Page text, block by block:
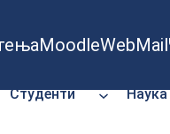
MoodleWebMail
Студенти Наука